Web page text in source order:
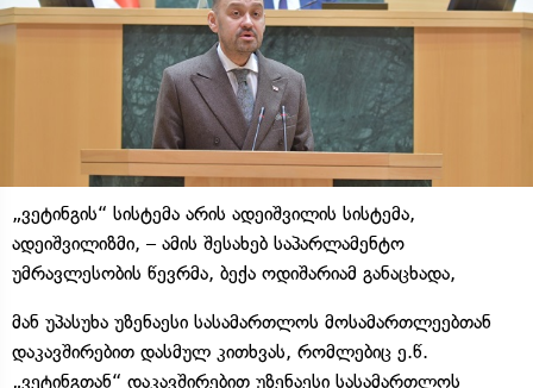
„ვეტინგის“ სისტემა არის ადეიშვილის სისტემა,
ადეიშვილიზმი, – ამის შესახებ საპარლამენტო
უმრავლესობის წევრმა, ბექა ოდიშარიამ განაცხადა,
მან უპასუხა უზენაესი სასამართლოს მოსამართლეებთან
დაკავშირებით დასმულ კითხვას, რომლებიც ე.წ.
„ვეტინგთან“ დაკავშირებით უზენაესი სასამართლოს